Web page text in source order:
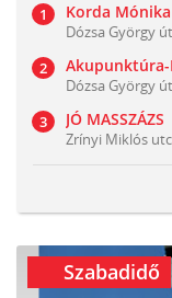
Dózsa György
Dózsa György
JÓ MASSZÁZS
Zrínyi Miklós
Szabadidő